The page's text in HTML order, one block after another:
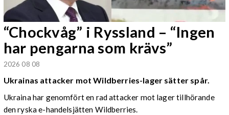
“Chockvåg” i Ryssland – “Ingen
har pengarna som krävs”
2026 08 08
Ukrainas attacker mot Wildberries-lager sätter spår.
Ukraina har genomfört en rad attacker mot lager tillhörande
den ryska e-handelsjätten Wildberries.